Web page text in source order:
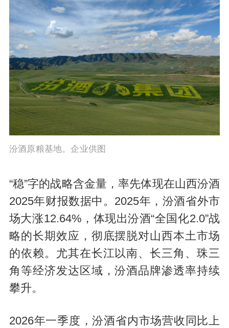
汾酒原粮基地。企业供图
“稳”字的战略含金量，率先体现在山西汾酒
2025年财报数据中。2025年，汾酒省外市
场大涨12.64%，体现出汾酒“全国化2.0”战
略的长期效应，彻底摆脱对山西本土市场
的依赖。尤其在长江以南、长三角、珠三
角等经济发达区域，汾酒品牌渗透率持续
攀升。
2026年一季度，汾酒省内市场营收同比上